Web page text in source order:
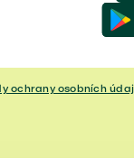
ochrany osobních